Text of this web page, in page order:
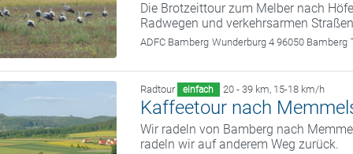
Die Brotzeittour zum Melber nach
Radwegen und verkehrsarmen
ADFC Bamberg Wunderburg 4 96050 Bamberg
Radtour einfach 20 - 39 km, 15-18 km/h
Kaffeetour nach
Wir radeln von Bamberg nach
radeln wir auf anderem Weg zurück.